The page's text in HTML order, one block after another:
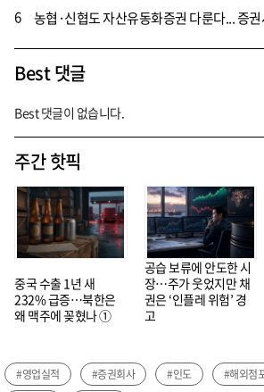
6
농협·신협도 자산유동화증권 다룬다... 증
Best 댓글
Best 댓글이 없습니다.
주간 핫픽
중국 수출 1년 새
232% 급증…북한은
왜 맥주에 꽂혔나 ①
공습 보류에 안도한 시
장…주가 웃었지만 채
권은 ‘인플레 위험’ 경
고
#영업실적 #증권회사 #인도 #해외점